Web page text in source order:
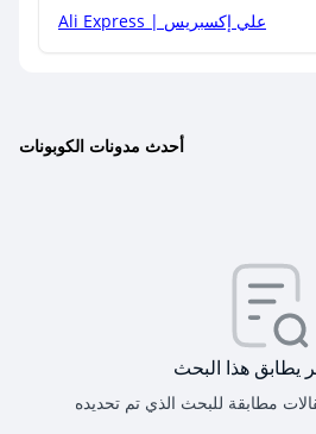
Ali Express | علي إكسبريس
أحدث مدونات الكوبونات
يطابق هذا البحث